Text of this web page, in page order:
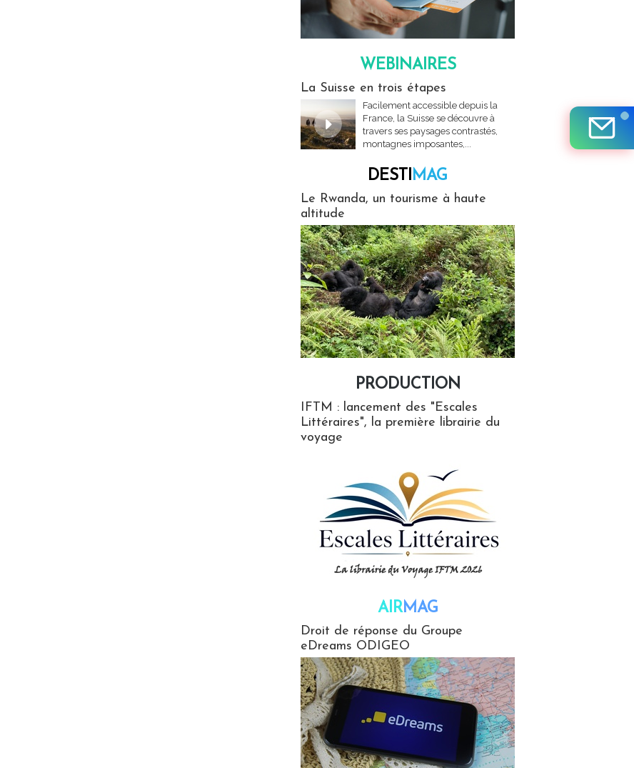
WEBINAIRES
La Suisse en trois étapes
Facilement accessible depuis la
France, la Suisse se découvre à
travers ses paysages contrastés,
montagnes imposantes,...
DESTIMAG
Le Rwanda, un tourisme à haute
altitude
PRODUCTION
IFTM : lancement des "Escales
Littéraires", la première librairie du
voyage
AIRMAG
Droit de réponse du Groupe
eDreams ODIGEO